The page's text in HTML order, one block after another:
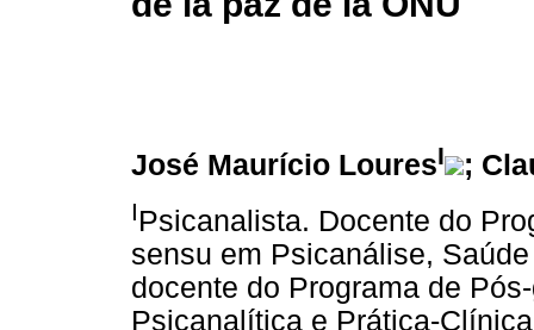
José Maurício LouresI ;
IPsicanalista. Docente do
sensu em Psicanálise,
docente do Programa de
Psicanalítica e Prática-